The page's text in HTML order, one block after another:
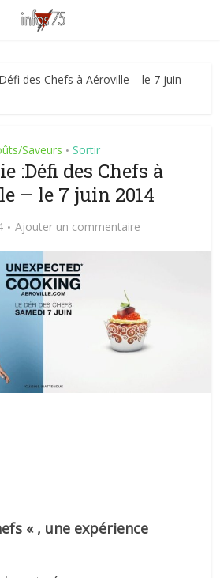
des Chefs à Aéroville – le 7 juin
Saveurs • Sortir
:Défi des Chefs à
– le 7 juin 2014
Ajouter un commentaire
« , une expérience